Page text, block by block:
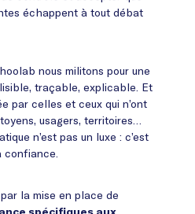
échappent à tout débat
nous militons pour une
traçable, explicable. Et
par celles et ceux qui n’ont
usagers, territoires…
n’est pas un luxe : c’est
confiance.
la mise en place de